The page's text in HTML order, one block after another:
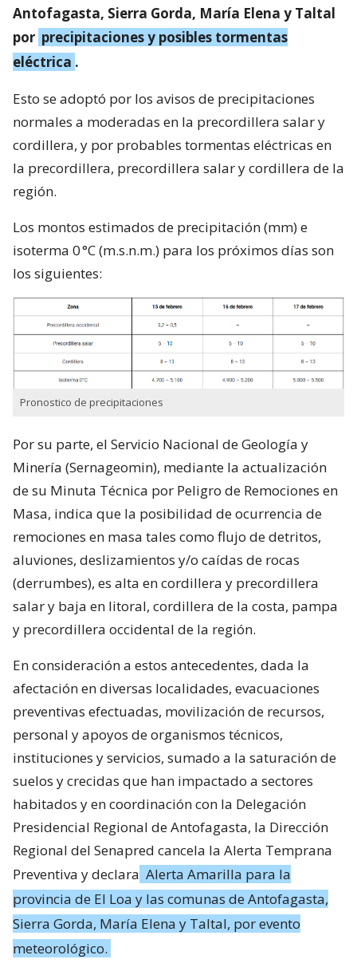
Antofagasta, Sierra Gorda, María Elena y Taltal
por precipitaciones y posibles tormentas
eléctrica .
Esto se adoptó por los avisos de precipitaciones
normales a moderadas en la precordillera salar y
cordillera, y por probables tormentas eléctricas en
la precordillera, precordillera salar y cordillera de la
región.
Los montos estimados de precipitación (mm) e
isoterma 0 °C (m.s.n.m.) para los próximos días son
los siguientes:
Pronostico de precipitaciones
Por su parte, el Servicio Nacional de Geología y
Minería (Sernageomin), mediante la actualización
de su Minuta Técnica por Peligro de Remociones en
Masa, indica que la posibilidad de ocurrencia de
remociones en masa tales como flujo de detritos,
aluviones, deslizamientos y/o caídas de rocas
(derrumbes), es alta en cordillera y precordillera
salar y baja en litoral, cordillera de la costa, pampa
y precordillera occidental de la región.
En consideración a estos antecedentes, dada la
afectación en diversas localidades, evacuaciones
preventivas efectuadas, movilización de recursos,
personal y apoyos de organismos técnicos,
instituciones y servicios, sumado a la saturación de
suelos y crecidas que han impactado a sectores
habitados y en coordinación con la Delegación
Presidencial Regional de Antofagasta, la Dirección
Regional del Senapred cancela la Alerta Temprana
Preventiva y declara Alerta Amarilla para la
provincia de El Loa y las comunas de Antofagasta,
Sierra Gorda, María Elena y Taltal, por evento
meteorológico.